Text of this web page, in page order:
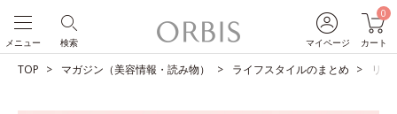
マイページ
0
カート
検索
メニュー
TOP マガジン（美容情報・読み物） ライフスタイルのまとめ リ